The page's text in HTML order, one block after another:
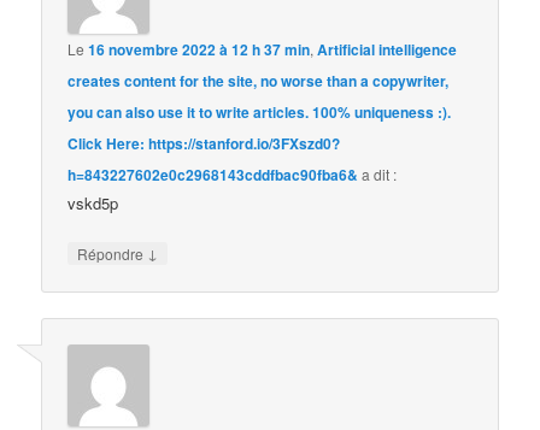
Le16 novembre 2022 à 12 h 37 min,Artificial intelligence
creates content for the site, no worse than a copywriter,
you can also use it to write articles. 100% uniqueness :).
Click Here: https://stanford.io/3FXszd0?
h=843227602e0c2968143cddfbac90fba6& a dit :
vskd5p
Répondre ↓